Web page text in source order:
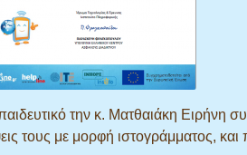
την κ. Ματθαιάκη Ειρήνη
τους με μορφή ιστογράμματος, και